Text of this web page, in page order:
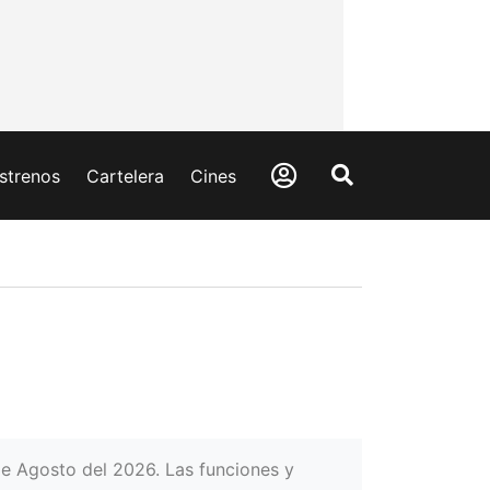
Cartelera Cines
Agosto del 2026. Las funciones y